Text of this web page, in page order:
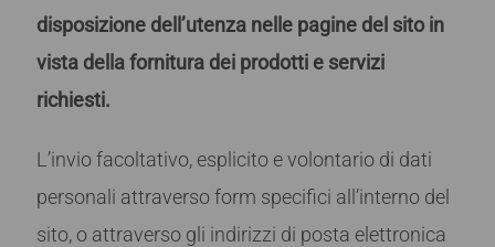
disposizione dell’utenza nelle pagine del sito in
vista della fornitura dei prodotti e servizi
richiesti.
L’invio facoltativo, esplicito e volontario di dati
personali attraverso form specifici all’interno del
sito, o attraverso gli indirizzi di posta elettronica